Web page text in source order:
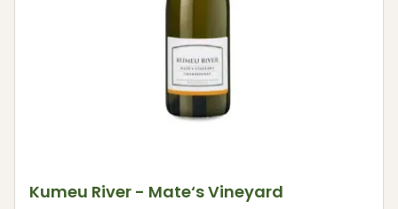
Kumeu River - Mate‘s Vineyard